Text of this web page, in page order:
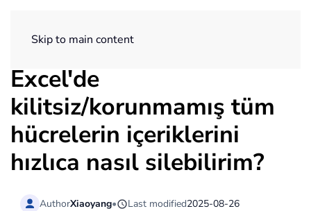
Skip to main content
Excel'de
kilitsiz/korunmamış tüm
hücrelerin içeriklerini
hızlıca nasıl silebilirim?
AuthorXiaoyang• Last modified2025-08-26